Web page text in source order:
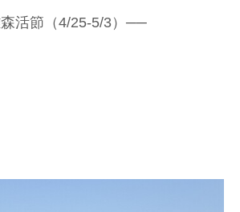
活節（4/25-5/3）──